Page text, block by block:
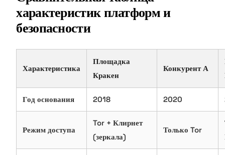
характеристик платформ и
безопасности
Характеристика
Площадка
Кракен
Конкурент А
Год основания 2018 2020
Режим доступа
Tor + Клирнет
(зеркала)
Только Tor